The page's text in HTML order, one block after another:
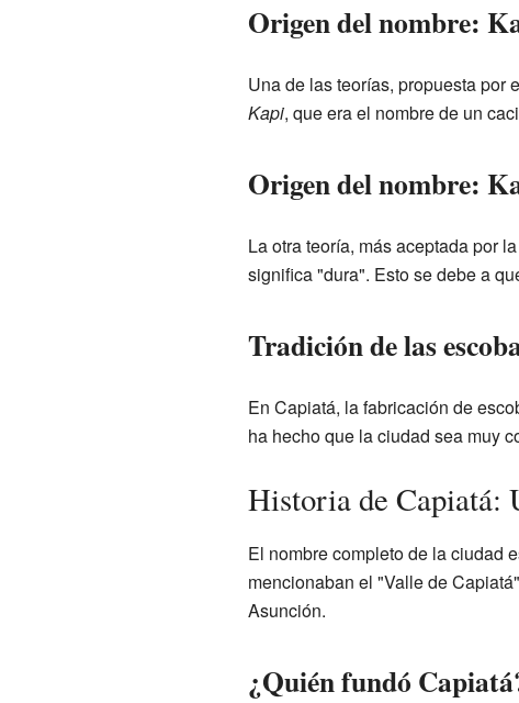
Origen del nombre:
Una de las teorías, propuesta por
Kapi, que era el nombre de un
Origen del nombre:
La otra teoría, más aceptada por
significa "dura". Esto se debe a
Tradición de las
En Capiatá, la fabricación de
ha hecho que la ciudad sea muy
Historia de Capiatá:
El nombre completo de la ciudad
mencionaban el "Valle de
Asunción.
¿Quién fundó